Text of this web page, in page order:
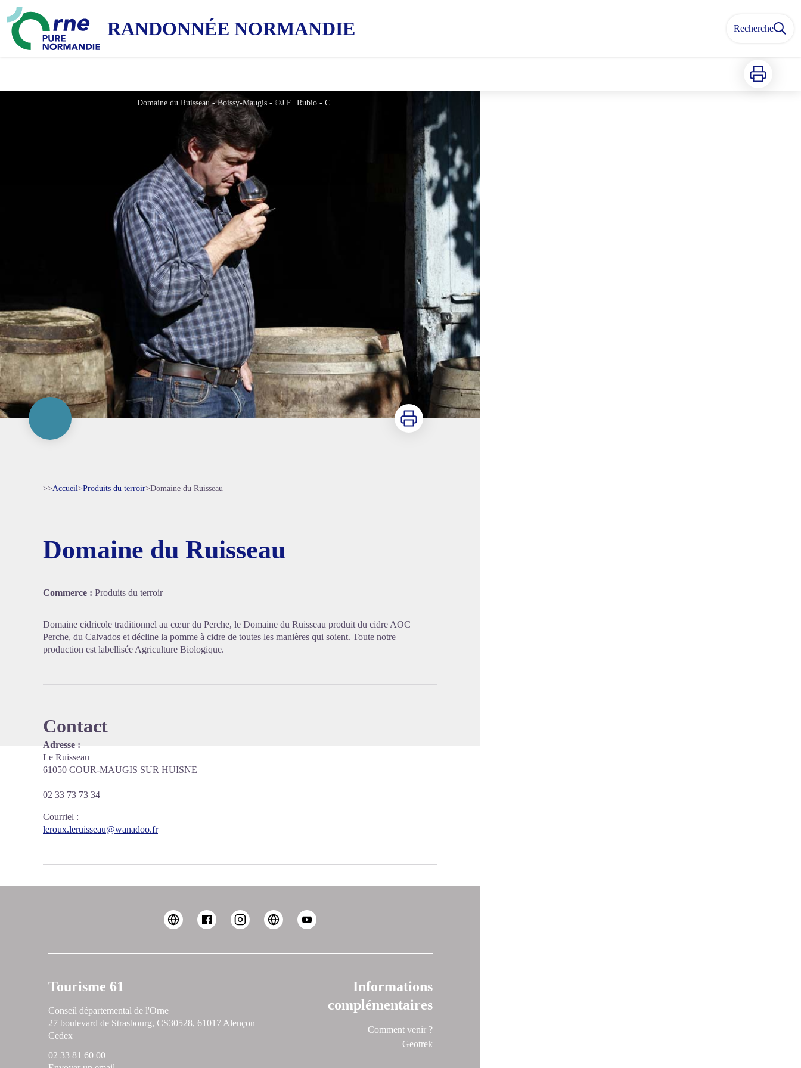
RANDONNÉE NORMANDIE Recherche
Imprimer
Domaine du Ruisseau - Boissy-Maugis - ©J.E. Rubio - CD61
Imprimer
>>Accueil>Produits du terroir>Domaine du Ruisseau
Domaine du Ruisseau
Commerce : Produits du terroir
Domaine cidricole traditionnel au cœur du Perche, le Domaine du Ruisseau produit du cidre AOC
Perche, du Calvados et décline la pomme à cidre de toutes les manières qui soient. Toute notre
production est labellisée Agriculture Biologique.
Contact
Adresse :
Le Ruisseau
61050 COUR-MAUGIS SUR HUISNE
02 33 73 73 34
Courriel :
leroux.leruisseau@wanadoo.fr
Tourisme 61
Conseil départemental de l'Orne
27 boulevard de Strasbourg, CS30528, 61017 Alençon
Cedex
02 33 81 60 00
Informations
complémentaires
Comment venir ?
Geotrek